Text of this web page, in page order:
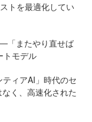
トを最適化してい
「またやり直せば
トモデル
ィアAI」時代のセ
く、高速化された